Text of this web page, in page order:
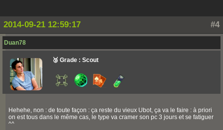
#4
2014-09-21 12:59:17
Duan78
🥉 Grade : Scout
Hehehe, non : de toute façon : ça reste du vieux Ubot, ça va le faire : à priori
on est tous dans le même cas, le type va cramer son pc 3 jours et se fatiguer
^^